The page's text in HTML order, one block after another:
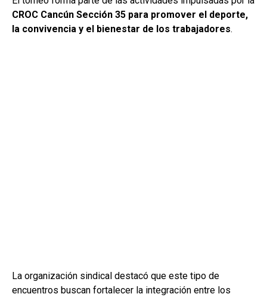
CROC Cancún Sección 35 para promover el deporte,
la convivencia y el bienestar de los trabajadores.
La organización sindical destacó que este tipo de
encuentros buscan fortalecer la integración entre los